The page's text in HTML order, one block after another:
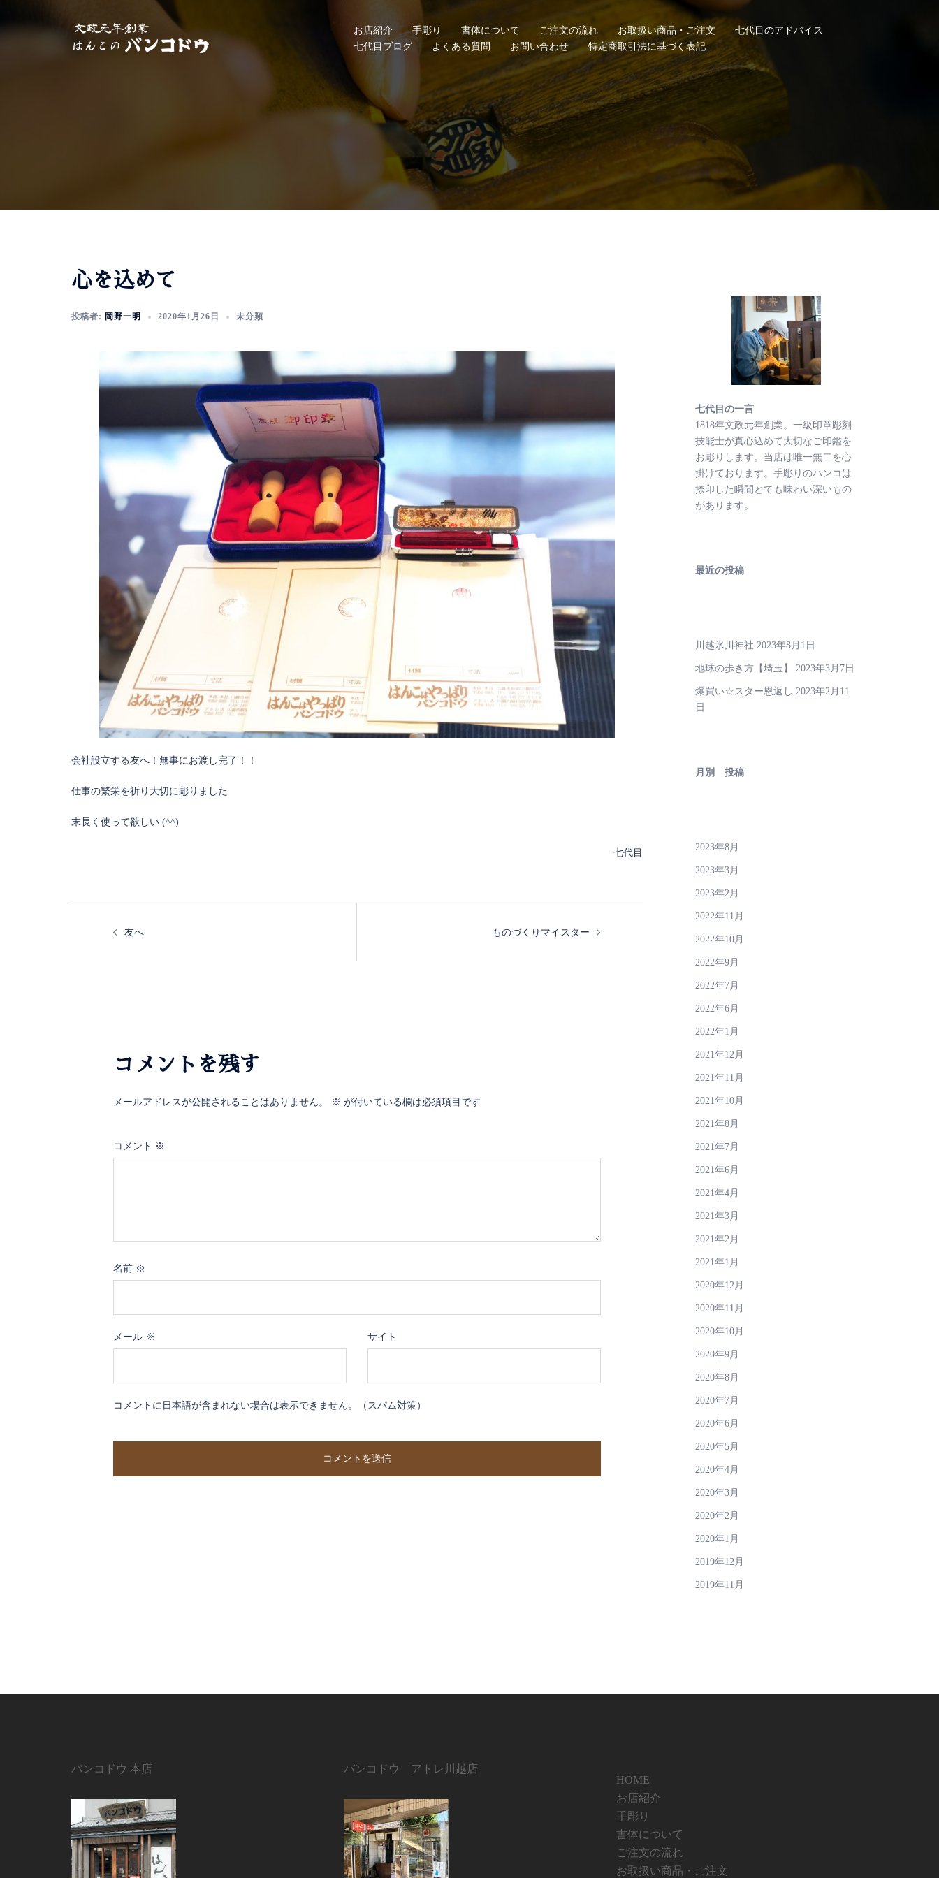
お店紹介 手彫り 書体について ご注文の流れ お取扱い商品・ご注文
七代目のアドバイス
七代目ブログ
よくある質問 お問い合わせ 特定商取引法に基づく表記
心を込めて
投稿者: 岡野一明 2020年1月26日 未分類
会社設立する友へ！無事にお渡し完了！！
仕事の繁栄を祈り大切に彫りました
末長く使って欲しい (^^)
七代目
友へ ものづくりマイスター
コメントを残す
メールアドレスが公開されることはありません。 ※ が付いている欄は必須項目です
コメント ※
名前 ※
メール ※ サイト
コメントに日本語が含まれない場合は表示できません。（スパム対策）
七代目の一言
1818年文政元年創業。一級印章彫刻
技能士が真心込めて大切なご印鑑を
お彫りします。当店は唯一無二を心
掛けております。手彫りのハンコは
捺印した瞬間とても味わい深いもの
があります。
最近の投稿
川越氷川神社 2023年8月1日
地球の歩き方【埼玉】 2023年3月7日
爆買い☆スター恩返し 2023年2月11
日
月別 投稿
2023年8月
2023年3月
2023年2月
2022年11月
2022年10月
2022年9月
2022年7月
2022年6月
2022年1月
2021年12月
2021年11月
2021年10月
2021年8月
2021年7月
2021年6月
2021年4月
2021年3月
2021年2月
2021年1月
2020年12月
2020年11月
2020年10月
2020年9月
2020年8月
2020年7月
2020年6月
2020年5月
2020年4月
2020年3月
2020年2月
2020年1月
2019年12月
2019年11月
バンコドウ 本店
バンコドウ アトレ川越店
HOME
お店紹介
手彫り
書体について
ご注文の流れ
お取扱い商品・ご注文